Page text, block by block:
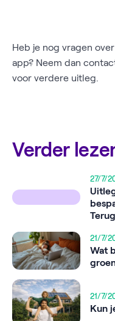
Heb je nog vragen
app? Neem dan
voor verdere uitleg.
Verder
27/7/
21/7/
Wat
21/7/
Kun